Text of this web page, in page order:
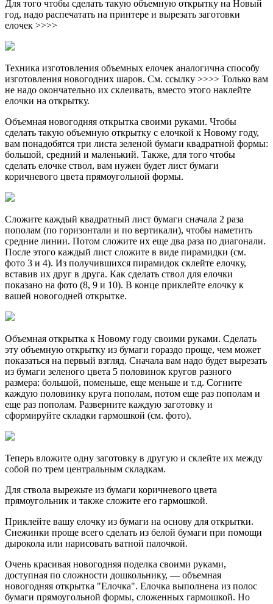
Для того чтобы сделать такую объемную открытку на Новый
год, надо распечатать на принтере и вырезать заготовки
елочек >>>>
Техника изготовления объемных елочек аналогична способу
изготовления новогодних шаров. См. ссылку >>>> Только вам
не надо окончательно их склеивать, вместо этого наклейте
елочки на открытку.
Объемная новогодняя открытка своими руками. Чтобы
сделать такую объемную открытку с елочкой к Новому году,
вам понадобятся три листа зеленой бумаги квадратной формы:
большой, средний и маленький. Также, для того чтобы
сделать елочке ствол, вам нужен будет лист бумаги
коричневого цвета прямоугольной формы.
Сложите каждый квадратный лист бумаги сначала 2 раза
пополам (по горизонтали и по вертикали), чтобы наметить
средние линии. Потом сложите их еще два раза по диагонали.
После этого каждый лист сложите в виде пирамидки (см.
фото 3 и 4). Из получившихся пирамидок склейте елочку,
вставив их друг в друга. Как сделать ствол для елочки
показано на фото (8, 9 и 10). В конце приклейте елочку к
вашей новогодней открытке.
Объемная открытка к Новому году своими руками. Сделать
эту объемную открытку из бумаги гораздо проще, чем может
показаться на первый взгляд. Сначала вам надо будет вырезать
из бумаги зеленого цвета 5 половинок кругов разного
размера: большой, поменьше, еще меньше и т.д. Согните
каждую половинку круга пополам, потом еще раз пополам и
еще раз пополам. Разверните каждую заготовку и
сформируйте складки гармошкой (см. фото).
Теперь вложите одну заготовку в другую и склейте их между
собой по трем центральным складкам.
Для ствола вырежьте из бумаги коричневого цвета
прямоугольник и также сложите его гармошкой.
Приклейте вашу елочку из бумаги на основу для открытки.
Снежинки проще всего сделать из белой бумаги при помощи
дырокола или нарисовать ватной палочкой.
Очень красивая новогодняя поделка своими руками,
доступная по сложности дошкольнику, — объемная
новогодняя открытка "Елочка". Елочка выполнена из полос
бумаги прямоугольной формы, сложенных гармошкой. Но